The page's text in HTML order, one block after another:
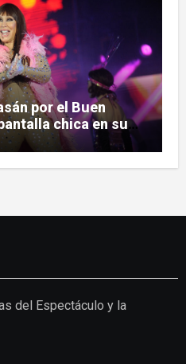
por el Buen
chica en su
del Espectáculo y la